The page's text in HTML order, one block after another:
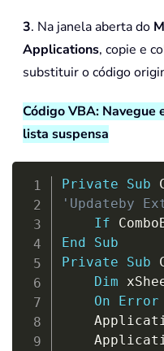
3. Na janela aberta do
Applications, copie e
substituir o código
Código VBA: Navegue
lista suspensa
Private Sub
'Updateby
If
End
Sub
Private
Sub
Dim
On
Error